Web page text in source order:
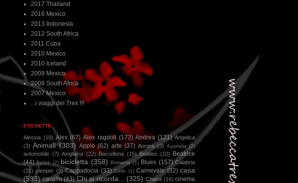
2017 Thailand
2016 Mexico
2013 Indonesia
2012 South Africa
2011 Cuba
2010 Mexico
2010 Iceland
2009 Mexico
2008 South Africa
2007 Mexico
...i viaggi del Trex !!!
ETICHETTE
Alessia (19) Alex (67) Alex ragdoll (172) Andrea (121) Angelica
(3) Animali (303) Apple (62) arte (37) Aurora (3) Australia (2)
automobile (7) Avigliana (22) Barcellona (15) Beatles (10)
Beatrice
(44) Belize (2) bicicletta (358) Birmania (1) Blues (157) Calabria
(21) camper (9) Cappadocia (33) Carlo (1) Carnevale (32) casa
(593) cavallo (43) Chi si ricorda... (325) Chiara (16) cinema